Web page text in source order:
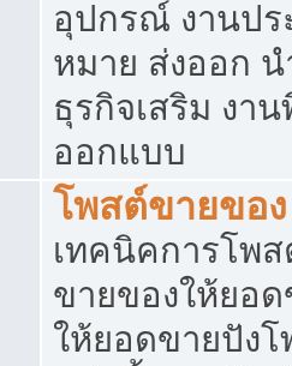
อุปกรณ์ งานป
หมาย ส่งออก น
ธุรกิจเสริม งา
ออกแบบ
โพสต์ขายของ
เทคนิคการโพ
ขายของให้ยอ
ให้ยอดขายปัง